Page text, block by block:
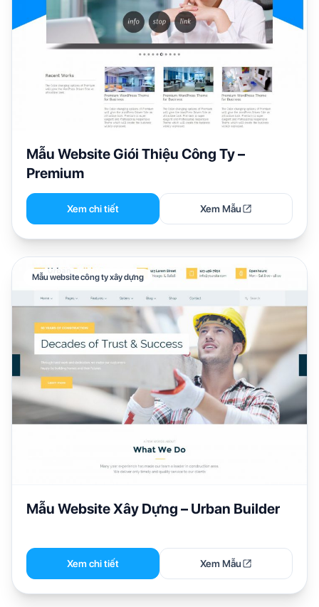
Mẫu Website Giói Thiệu Công Ty –
Premium
Xem chi tiết Xem Mẫu
Mẫu website công ty xây dựng
Mẫu Website Xây Dựng – Urban Builder
Xem chi tiết Xem Mẫu